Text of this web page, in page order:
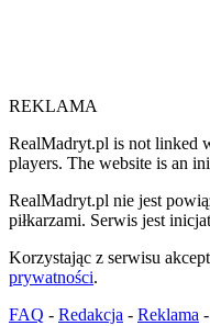
REKLAMA
RealMadryt.pl is not linked
players. The website is an
RealMadryt.pl nie jest
piłkarzami. Serwis jest
Korzystając z serwisu
prywatności.
FAQ - Redakcja - Reklama -